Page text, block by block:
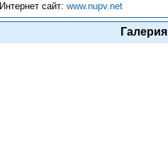
Интернет сайт: www.nupv.net
Галерия